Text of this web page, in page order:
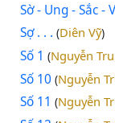
Sờ - Ung - Sắc -
Sợ . . . (Diên Vỹ)
Số 1 (Nguyễn
Số 10 (Nguyễn
Số 11 (Nguyễn